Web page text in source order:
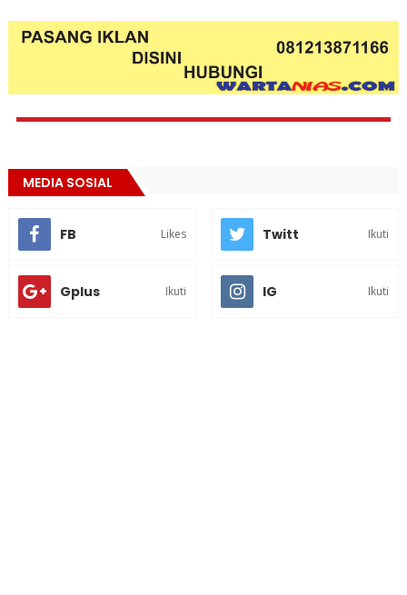
MEDIA SOSIAL
FB Likes Twitt Ikuti
Gplus Ikuti IG Ikuti